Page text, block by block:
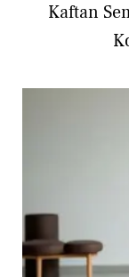
Kaftan